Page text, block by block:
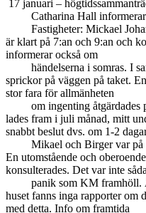
17 januari –
Catharina Hall informerar
Fastigheter: Mickael
är klart på 7:an och 9:an och
informerar också om
händelserna i somras. I
sprickor på väggen på taket.
stor fara för allmänheten
om ingenting åtgärdades
lades fram i juli månad, mitt
snabbt beslut dvs. om 1-2
Mikael och Birger var på
En utomstående och
konsulterades. Det var inte
panik som KM framhöll.
huset fanns inga rapporter om
med detta. Info om framtida